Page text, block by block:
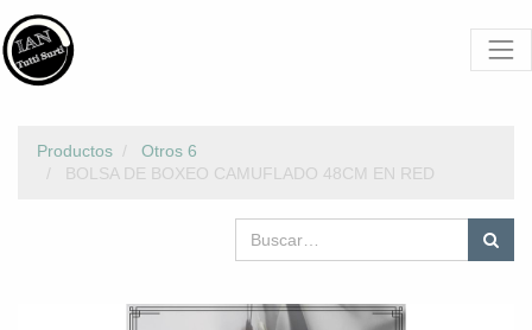
Productos
Otros 6
BOLSA DE BOXEO CAMUFLADO 48CM EN RED